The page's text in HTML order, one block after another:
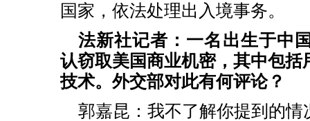
国家，依法处理出入境事务。
法新社记者：一名出生于中
认窃取美国商业机密，其中包括
技术。外交部对此有何评论？
郭嘉昆： 我不了解你提到的情